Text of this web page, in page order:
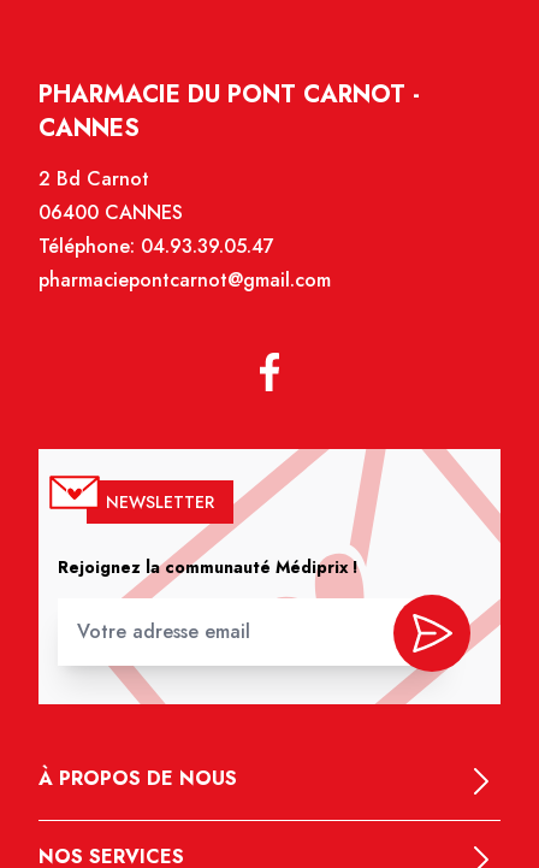
PHARMACIE DU PONT CARNOT -
CANNES
2 Bd Carnot
06400 CANNES
Téléphone: 04.93.39.05.47
pharmaciepontcarnot@gmail.com
NEWSLETTER
Rejoignez la communauté Médiprix !
À PROPOS DE NOUS
NOS SERVICES